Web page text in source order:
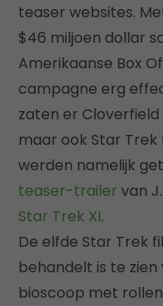
teaser websites.
$46 miljoen dollar
Amerikaanse Box
campagne erg
zaten er
maar ook Star Trek
werden namelijk
teaser-trailer van
Star Trek XI.
De elfde Star Trek
behandelt is te
bioscoop met